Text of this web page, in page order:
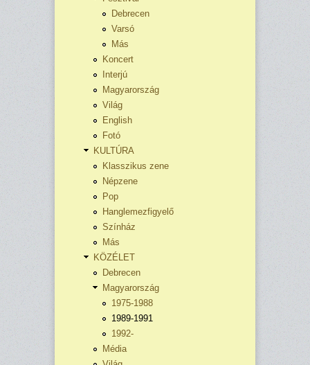
Debrecen
Varsó
Más
Koncert
Interjú
Magyarország
Világ
English
Fotó
KULTÚRA
Klasszikus zene
Népzene
Pop
Hanglemezfigyelő
Színház
Más
KÖZÉLET
Debrecen
Magyarország
1975-1988
1989-1991
1992-
Média